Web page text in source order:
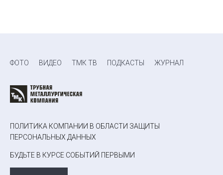
ФОТО ВИДЕО ТМК ТВ ПОДКАСТЫ ЖУРНАЛ
ПОЛИТИКА КОМПАНИИ В ОБЛАСТИ ЗАЩИТЫ
ПЕРСОНАЛЬНЫХ ДАННЫХ
БУДЬТЕ В КУРСЕ СОБЫТИЙ ПЕРВЫМИ